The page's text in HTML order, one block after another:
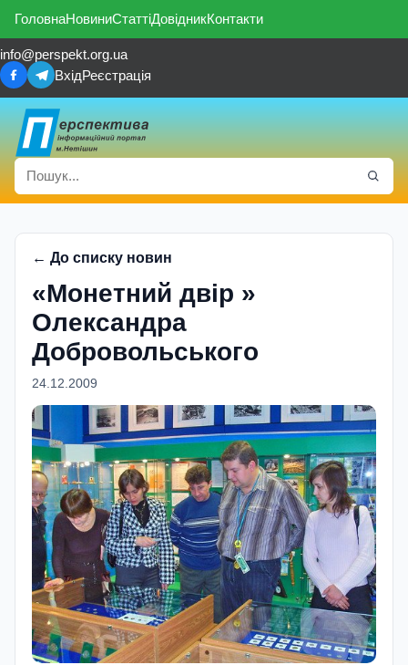
ГоловнаНовиниСтаттіДовідникКонтакти
info@perspekt.org.ua
ВхідРеєстрація
← До списку новин
«Монетний двір »
Олександра
Добровольського
24.12.2009